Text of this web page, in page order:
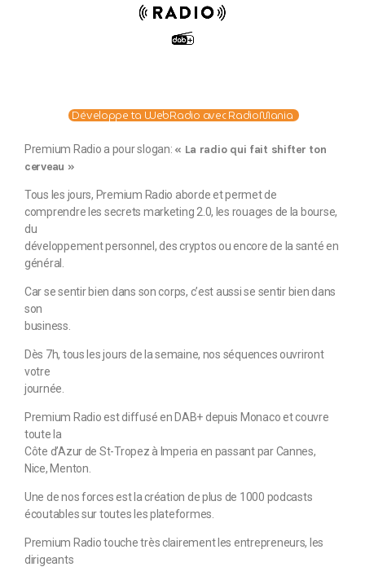
Développe ta WebRadio avec RadioMania
Premium Radio a pour slogan: « La radio qui fait shifter ton
cerveau »
Tous les jours, Premium Radio aborde et permet de
comprendre les secrets marketing 2.0, les rouages de la bourse,
du
développement personnel, des cryptos ou encore de la santé en
général.
Car se sentir bien dans son corps, c’est aussi se sentir bien dans
son
business.
Dès 7h, tous les jours de la semaine, nos séquences ouvriront
votre
journée.
Premium Radio est diffusé en DAB+ depuis Monaco et couvre
toute la
Côte d’Azur de St-Tropez à Imperia en passant par Cannes,
Nice, Menton.
Une de nos forces est la création de plus de 1000 podcasts
écoutables sur toutes les plateformes.
Premium Radio touche très clairement les entrepreneurs, les
dirigeants